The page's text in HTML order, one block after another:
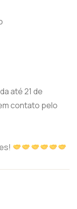
até 21 de
contato pelo